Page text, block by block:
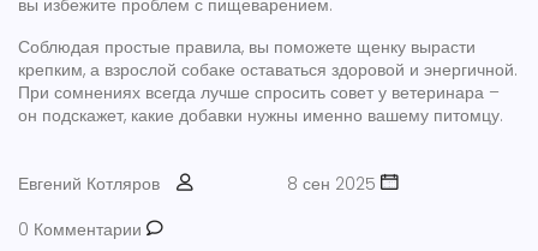
вы избежите проблем с пищеварением.
Соблюдая простые правила, вы поможете щенку вырасти
крепким, а взрослой собаке оставаться здоровой и энергичной.
При сомнениях всегда лучше спросить совет у ветеринара –
он подскажет, какие добавки нужны именно вашему питомцу.
Евгений Котляров
8 сен 2025
0 Комментарии